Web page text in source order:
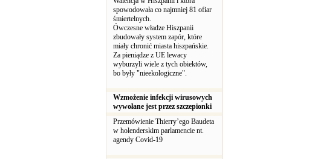
spowodowała co najmniej 81 ofiar
śmiertelnych.
Ówczesne władze Hiszpanii
zbudowały system zapór, które
miały chronić miasta hiszpańskie.
Za pieniądze z UE lewacy
wyburzyli wiele z tych obiektów,
bo były "nieekologiczne".
Wzmożenie infekcji wirusowych
wywołane jest przez szczepionki
Przemówienie Thierry’ego Baudeta
w holenderskim parlamencie nt.
agendy Covid-19